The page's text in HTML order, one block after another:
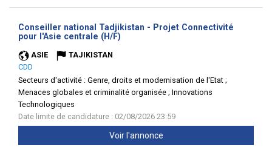
Conseiller national Tadjikistan - Projet Connectivité
pour l'Asie centrale (H/F)
ASIE
TAJIKISTAN
CDD
Secteurs d'activité : Genre, droits et modernisation de l'Etat ;
Menaces globales et criminalité organisée ; Innovations
Technologiques
Date limite de candidature : 02/08/2026 23:59
Voir l'annonce